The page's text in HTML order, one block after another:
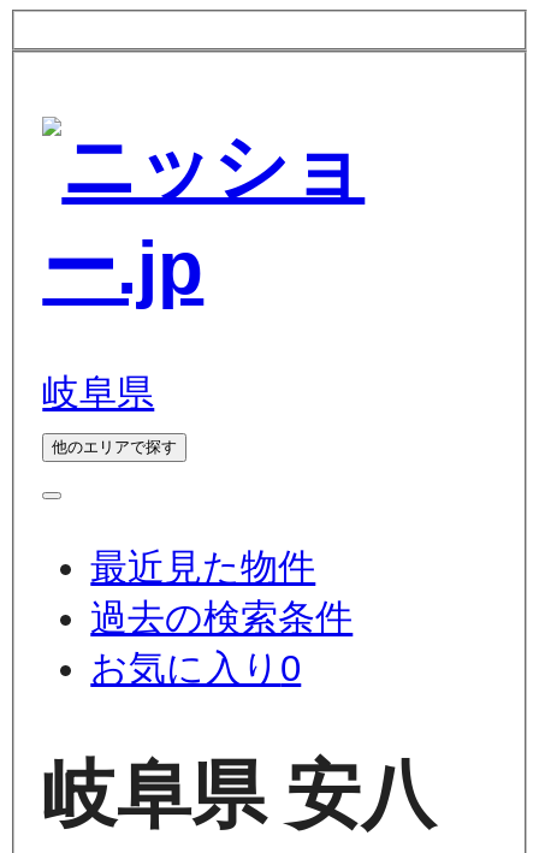
岐阜県
他のエリアで探す
最近見た物件
過去の検索条件
お気に入り 0
岐阜県 安八